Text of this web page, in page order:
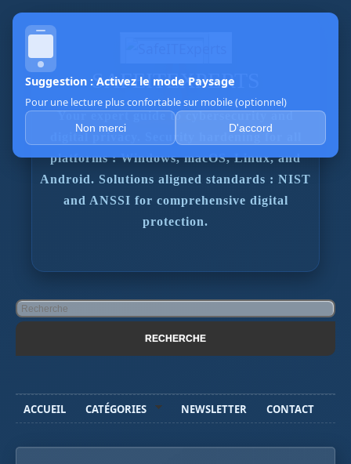
SAFEITEXPERTS
Your expert guide to cybersecurity and
digital privacy. Security hardening for all
platforms : Windows, macOS, Linux, and
Android. Solutions aligned standards : NIST
and ANSSI for comprehensive digital
protection.
ACCUEIL CATÉGORIES NEWSLETTER CONTACT
Suggestion : Activez le mode Paysage
Pour une lecture plus confortable sur mobile (optionnel)
Non merci D'accord